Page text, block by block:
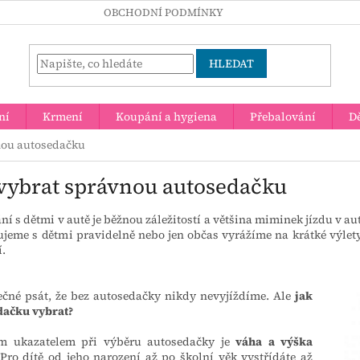
OBCHODNÍ PODMÍNKY
HLEDAT
Krmení Koupání a hygiena Přebalování
autosedačku
správnou autosedačku
s dětmi v autě je běžnou záležitostí a většina miminek jízdu v
s dětmi pravidelně nebo jen občas vyrážíme na krátké
psát, že bez autosedačky nikdy nevyjíždíme. Ale jak
vybrat?
ukazatelem při výběru autosedačky je váha a výška
dítě od jeho narození až po školní věk vystřídáte až